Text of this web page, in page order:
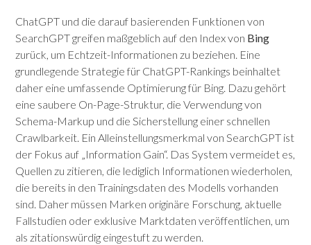
ChatGPT und die darauf basierenden Funktionen von
SearchGPT greifen maßgeblich auf den Index von Bing
zurück, um Echtzeit-Informationen zu beziehen. Eine
grundlegende Strategie für ChatGPT-Rankings beinhaltet
daher eine umfassende Optimierung für Bing. Dazu gehört
eine saubere On-Page-Struktur, die Verwendung von
Schema-Markup und die Sicherstellung einer schnellen
Crawlbarkeit. Ein Alleinstellungsmerkmal von SearchGPT ist
der Fokus auf „Information Gain“. Das System vermeidet es,
Quellen zu zitieren, die lediglich Informationen wiederholen,
die bereits in den Trainingsdaten des Modells vorhanden
sind. Daher müssen Marken originäre Forschung, aktuelle
Fallstudien oder exklusive Marktdaten veröffentlichen, um
als zitationswürdig eingestuft zu werden.